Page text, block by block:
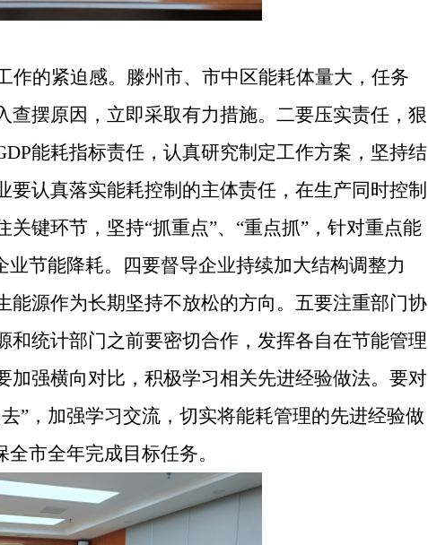
作的紧迫感。滕州市、市中区能耗体量大，任务
摆原因，立即采取有力措施。二要压实责任，狠
能耗指标责任，认真研究制定工作方案，坚持结
认真落实能耗控制的主体责任，在生产同时控制
键环节，坚持“抓重点”、“重点抓”，针对重点能
节能降耗。四要督导企业持续加大结构调整力
能源作为长期坚持不放松的方向。五要注重部门协
和统计部门之前要密切合作，发挥各自在节能管理
强横向对比，积极学习相关先进经验做法。要对
”，加强学习交流，切实将能耗管理的先进经验做
市全年完成目标任务。